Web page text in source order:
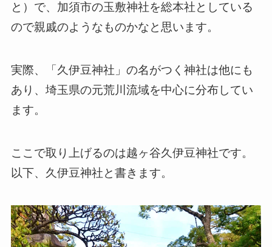
と）で、加須市の玉敷神社を総本社としている
ので親戚のようなものかなと思います。
実際、「久伊豆神社」の名がつく神社は他にも
あり、埼玉県の元荒川流域を中心に分布してい
ます。
ここで取り上げるのは越ヶ谷久伊豆神社です。
以下、久伊豆神社と書きます。